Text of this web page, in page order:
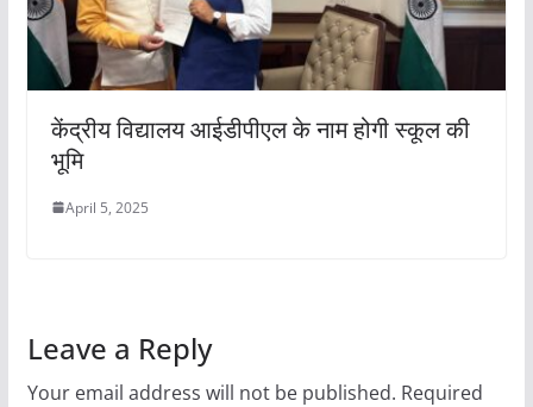
केंद्रीय विद्यालय आईडीपीएल के नाम होगी स्कूल की
भूमि
April 5, 2025
Leave a Reply
Your email address will not be published. Required